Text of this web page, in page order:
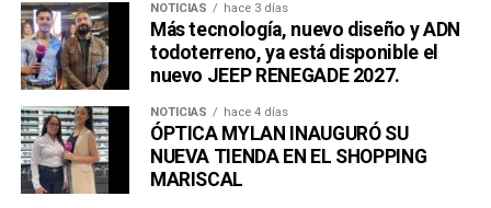
NOTICIAS hace 3 días
Más tecnología, nuevo diseño y ADN
todoterreno, ya está disponible el
nuevo JEEP RENEGADE 2027.
NOTICIAS hace 4 días
ÓPTICA MYLAN INAUGURÓ SU
NUEVA TIENDA EN EL SHOPPING
MARISCAL